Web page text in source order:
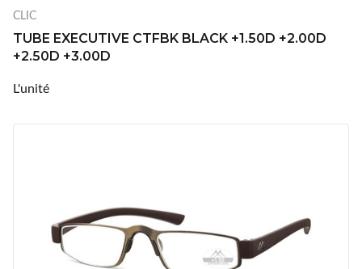
CLIC
TUBE EXECUTIVE CTFBK BLACK +1.50D +2.00D
+2.50D +3.00D
L'unité